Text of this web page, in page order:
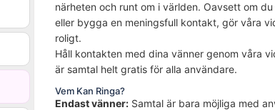
närheten och runt om i världen. Oavsett om
eller bygga en meningsfull kontakt, gör våra
roligt.
Håll kontakten med dina vänner genom våra
är samtal helt gratis för alla användare.
Vem Kan Ringa?
Endast vänner: Samtal är bara möjliga med